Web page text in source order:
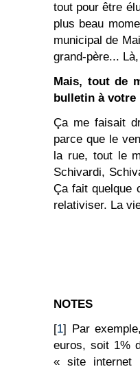
tout pour être
plus beau
municipal de
grand-père...
Mais, tout de
bulletin à votre
Ça me faisait
parce que le
la rue, tout le
Schivardi,
Ça fait quelque
relativiser. La
NOTES
[1] Par
euros, soit 1%
« site internet